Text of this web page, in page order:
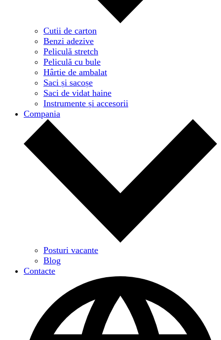
Cutii de carton
Benzi adezive
Peliculă stretch
Peliculă cu bule
Hârtie de ambalat
Saci și sacoșe
Saci de vidat haine
Instrumente și accesorii
Compania
Posturi vacante
Blog
Contacte